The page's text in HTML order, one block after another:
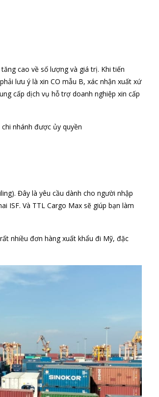
cao về số lượng và giá trị. Khi tiến
lưu ý là xin CO mẫu B, xác nhận xuất xứ
cấp dịch vụ hỗ trợ doanh nghiệp xin cấp
nhánh được ủy quyền
Đây là yêu cầu dành cho người nhập
ISF. Và TTL Cargo Max sẽ giúp bạn làm
nhiều đơn hàng xuất khẩu đi Mỹ, đặc